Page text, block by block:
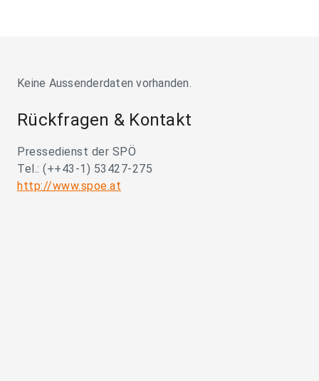
Keine Aussenderdaten vorhanden.
Rückfragen & Kontakt
Pressedienst der SPÖ
Tel.: (++43-1) 53427-275
http://www.spoe.at